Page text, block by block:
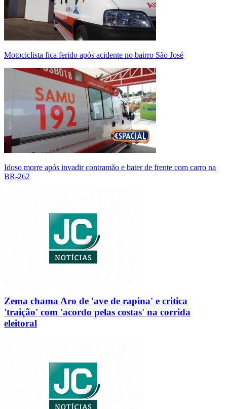
Motociclista fica ferido após acidente no bairro São José
Idoso morre após invadir contramão e bater de frente com carro na
BR-262
Zema chama Aro de 'ave de rapina' e critica
'traição' com 'acordo pelas costas' na corrida
eleitoral